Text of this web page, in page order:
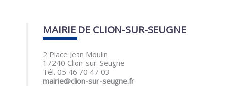
MAIRIE DE CLION-SUR-SEUGNE
2 Place Jean Moulin
17240 Clion-sur-Seugne
Tél. 05 46 70 47 03
mairie@clion-sur-seugne.fr